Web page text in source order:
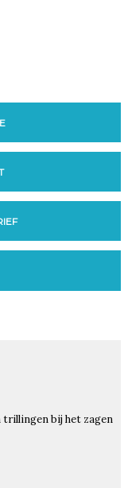
trillingen bij het zagen